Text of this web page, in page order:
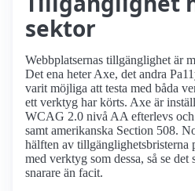
sektor
Webbplatsernas tillgänglighet är
Det ena heter Axe, det andra
varit möjliga att testa med båda
ett verktyg har körts. Axe är
WCAG 2.0 nivå AA efterlevs
samt amerikanska Section 508.
hälften av tillgänglighetsbristerna
med verktyg som dessa, så se
snarare än facit.